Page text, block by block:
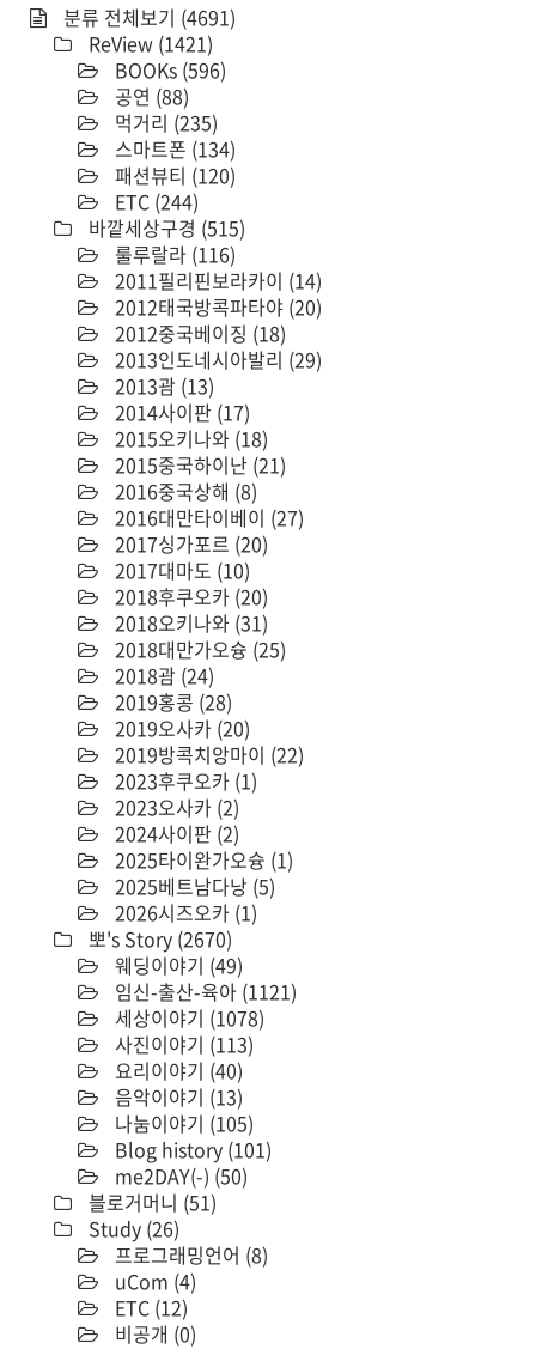
분류 전체보기 (4691)
ReView (1421)
BOOKs (596)
공연 (88)
먹거리 (235)
스마트폰 (134)
패션뷰티 (120)
ETC (244)
바깥세상구경 (515)
룰루랄라 (116)
2011필리핀보라카이 (14)
2012태국방콕파타야 (20)
2012중국베이징 (18)
2013인도네시아발리 (29)
2013괌 (13)
2014사이판 (17)
2015오키나와 (18)
2015중국하이난 (21)
2016중국상해 (8)
2016대만타이베이 (27)
2017싱가포르 (20)
2017대마도 (10)
2018후쿠오카 (20)
2018오키나와 (31)
2018대만가오슝 (25)
2018괌 (24)
2019홍콩 (28)
2019오사카 (20)
2019방콕치앙마이 (22)
2023후쿠오카 (1)
2023오사카 (2)
2024사이판 (2)
2025타이완가오슝 (1)
2025베트남다낭 (5)
2026시즈오카 (1)
뽀's Story (2670)
웨딩이야기 (49)
임신-출산-육아 (1121)
세상이야기 (1078)
사진이야기 (113)
요리이야기 (40)
음악이야기 (13)
나눔이야기 (105)
Blog history (101)
me2DAY(-) (50)
블로거머니 (51)
Study (26)
프로그래밍언어 (8)
uCom (4)
ETC (12)
비공개 (0)